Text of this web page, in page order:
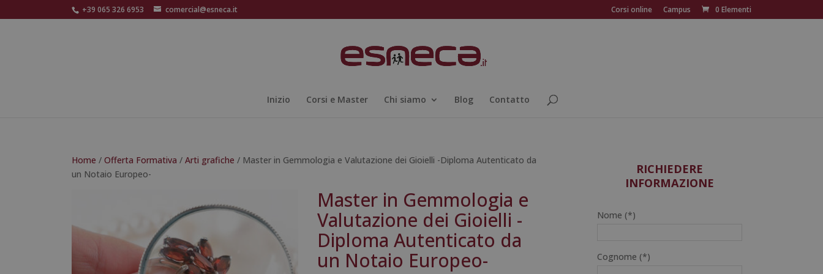
+39 065 326 6953 comercial@esneca.it Corsi online Campus 0 Elementi
Inizio Corsi e Master Chi siamo Blog Contatto
Home / Offerta Formativa / Arti grafiche / Master in Gemmologia e Valutazione dei Gioielli -Diploma Autenticato da
un Notaio Europeo-
Master in Gemmologia e
Valutazione dei Gioielli -
Diploma Autenticato da
un Notaio Europeo-
RICHIEDERE
INFORMAZIONE
Nome (*)
Cognome (*)